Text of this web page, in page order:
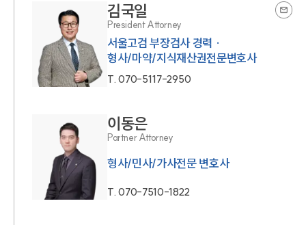
김국일
President Attorney
서울고검 부장검사 경력 ·
형사/마약/지식재산권전문변호사
T.070-5117-2950
이동은
Partner Attorney
형사/민사/가사전문 변호사
T.070-7510-1822